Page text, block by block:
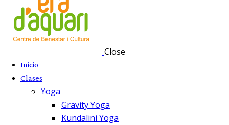
Close
Inicio
Clases
Yoga
Gravity Yoga
Kundalini Yoga